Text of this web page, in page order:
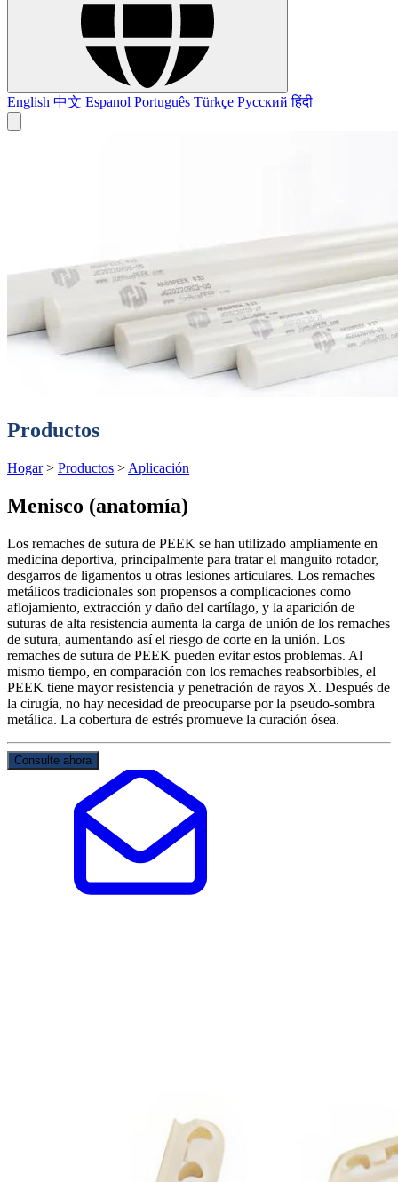
English 中文 Espanol Português Türkçe Русский हिंदी
Productos
Hogar> Productos > Aplicación
Menisco (anatomía)
Los remaches de sutura de PEEK se han utilizado ampliamente en
medicina deportiva, principalmente para tratar el manguito rotador,
desgarros de ligamentos u otras lesiones articulares. Los remaches
metálicos tradicionales son propensos a complicaciones como
aflojamiento, extracción y daño del cartílago, y la aparición de
suturas de alta resistencia aumenta la carga de unión de los remaches
de sutura, aumentando así el riesgo de corte en la unión. Los
remaches de sutura de PEEK pueden evitar estos problemas. Al
mismo tiempo, en comparación con los remaches reabsorbibles, el
PEEK tiene mayor resistencia y penetración de rayos X. Después de
la cirugía, no hay necesidad de preocuparse por la pseudo-sombra
metálica. La cobertura de estrés promueve la curación ósea.
Consulte ahora